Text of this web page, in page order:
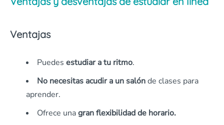
Ventajas
Puedes estudiar a tu ritmo.
No necesitas acudir a un salónde clases para
aprender.
Ofrece unagran flexibilidad de horario.